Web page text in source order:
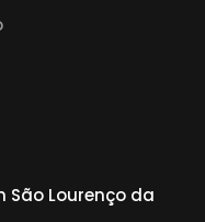
São Lourenço da